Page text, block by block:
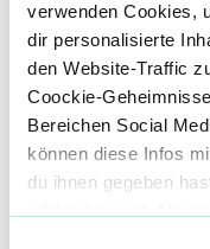
verwenden Cookies,
dir personalisierte
den Website-Traffic
Coockie-
Bereichen Social
können diese Infos
du ihnen gegeben